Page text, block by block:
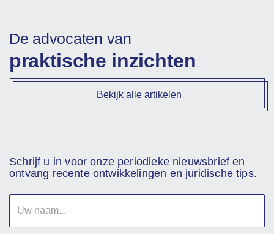
De advocaten van
praktische inzichten
Bekijk alle artikelen
Schrijf u in voor onze periodieke nieuwsbrief en
ontvang recente ontwikkelingen en juridische tips.